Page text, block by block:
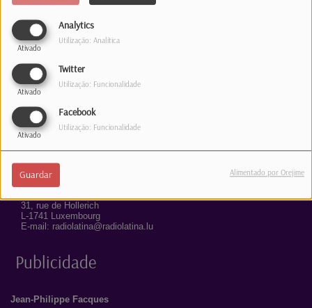
Analytics
Ativado
Utilização: Analítica
Twitter
Ativado
Utilização: Funcionalidade
Facebook
Ativado
Utilização: Funcionalidade
Guardar Alimentado por Orejime
Estúdio
L-1741 Luxembourg
Telefone: 1363
Correio
31, rue de Hollerich
L-1741 Luxembourg
E-mail: radiolatina@radiolatina.lu
Publicidade
Jean-Philippe Facques